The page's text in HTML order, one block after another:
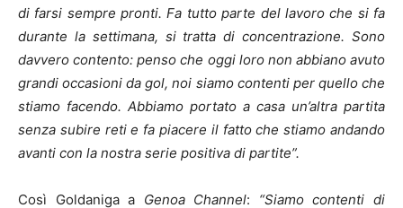
di farsi sempre pronti. Fa tutto parte del lavoro che si fa
durante la settimana, si tratta di concentrazione. Sono
davvero contento: penso che oggi loro non abbiano avuto
grandi occasioni da gol, noi siamo contenti per quello che
stiamo facendo. Abbiamo portato a casa un’altra partita
senza subire reti e fa piacere il fatto che stiamo andando
avanti con la nostra serie positiva di partite”.
Così Goldaniga a Genoa Channel: “Siamo contenti di